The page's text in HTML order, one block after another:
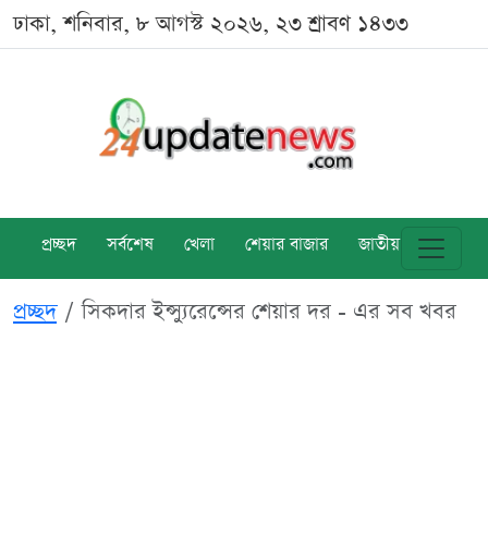
ঢাকা, শনিবার, ৮ আগস্ট ২০২৬, ২৩ শ্রাবণ ১৪৩৩
প্রচ্ছদ সর্বশেষ খেলা শেয়ার বাজার জাতীয় বিশ্ব
প্রচ্ছদ সিকদার ইন্স্যুরেন্সের শেয়ার দর - এর সব খবর